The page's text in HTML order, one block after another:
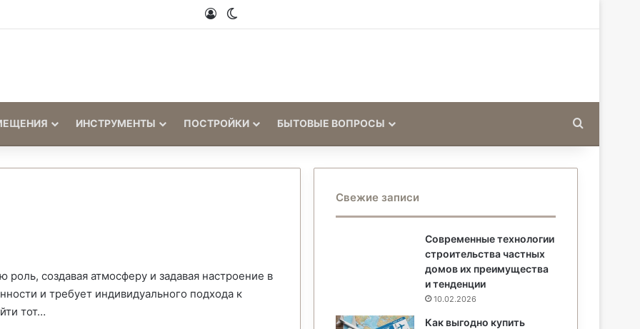
Войти
ИНСТРУМЕНТЫ ПОСТРОЙКИ БЫТОВЫЕ ВОПРОСЫ
создавая атмосферу и задавая настроение в
и требует индивидуального подхода к
тот…
Свежие записи
Современные технологии
строительства частных
домов их преимущества
и тенденции
10.02.2026
Как выгодно купить